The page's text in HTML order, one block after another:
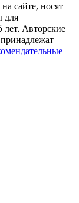
сайте, носят
для
лет. Авторские